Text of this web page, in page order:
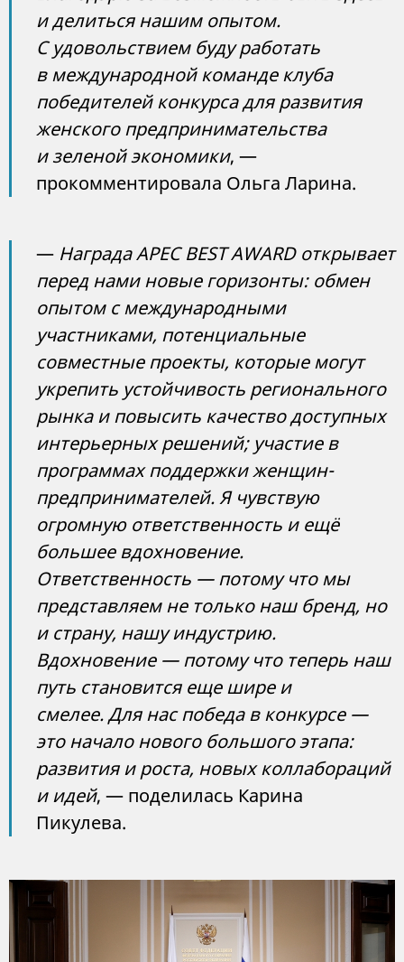
и делиться нашим опытом.
С удовольствием буду работать
в международной команде клуба
победителей конкурса для развития
женского предпринимательства
и зеленой экономики, —
прокомментировала Ольга Ларина.
— Награда APEC BEST AWARD открывает
перед нами новые горизонты: обмен
опытом с международными
участниками, потенциальные
совместные проекты, которые могут
укрепить устойчивость регионального
рынка и повысить качество доступных
интерьерных решений; участие в
программах поддержки женщин-
предпринимателей. Я чувствую
огромную ответственность и ещё
большее вдохновение.
Ответственность — потому что мы
представляем не только наш бренд, но
и страну, нашу индустрию.
Вдохновение — потому что теперь наш
путь становится еще шире и
смелее. Для нас победа в конкурсе —
это начало нового большого этапа:
развития и роста, новых коллабораций
и идей, — поделилась Карина
Пикулева.